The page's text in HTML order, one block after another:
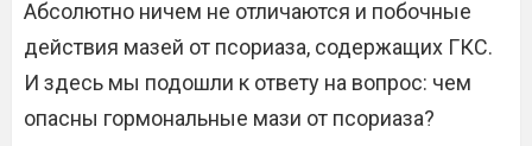
Абсолютно ничем не отличаются и побочные
действия мазей от псориаза, содержащих ГКС.
И здесь мы подошли к ответу на вопрос: чем
опасны гормональные мази от псориаза?